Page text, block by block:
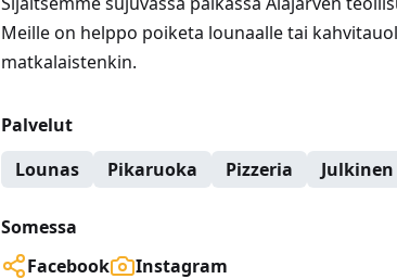
Meille on helppo poiketa lounaalle tai
matkalaistenkin.
Palvelut
Lounas
Pikaruoka Pizzeria
Somessa
Facebook
Instagram